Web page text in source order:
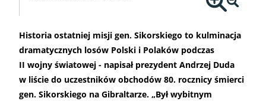
Historia ostatniej misji gen. Sikorskiego to kulminacja
dramatycznych losów Polski i Polaków podczas
II wojny światowej - napisał prezydent Andrzej Duda
w liście do uczestników obchodów 80. rocznicy śmierci
gen. Sikorskiego na Gibraltarze. „Był wybitnym